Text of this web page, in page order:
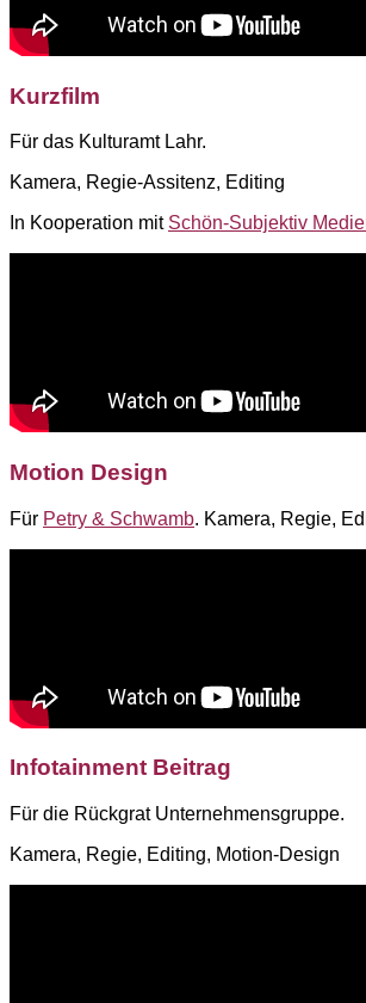
Kurzfilm
Für das Kulturamt Lahr.
Kamera, Regie-Assitenz, Editing
In Kooperation mit Schön-Subjektiv
Motion Design
Für Petry & Schwamb. Kamera, Regie,
Infotainment Beitrag
Für die Rückgrat Unternehmensgruppe.
Kamera, Regie, Editing, Motion-Design